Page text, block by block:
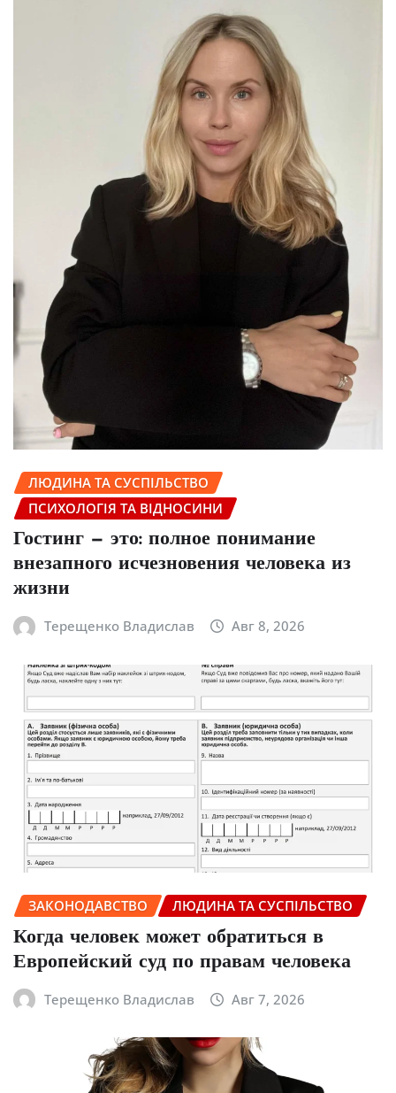
ЛЮДИНА ТА СУСПІЛЬСТВО
ПСИХОЛОГІЯ ТА ВІДНОСИНИ
Гостинг — это: полное понимание
внезапного исчезновения человека из
жизни
Терещенко Владислав Авг 8, 2026
ЗАКОНОДАВСТВО ЛЮДИНА ТА СУСПІЛЬСТВО
Когда человек может обратиться в
Европейский суд по правам человека
Терещенко Владислав Авг 7, 2026